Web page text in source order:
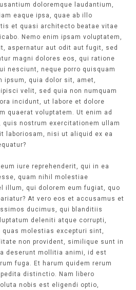
doloremque laudantium,
eaque ipsa, quae ab illo
et quasi architecto beatae vitae
Nemo enim ipsam voluptatem,
aspernatur aut odit aut fugit, sed
magni dolores eos, qui ratione
nesciunt, neque porro quisquam
ipsum, quia dolor sit, amet,
velit, sed quia non numquam
incidunt, ut labore et dolore
quaerat voluptatem. Ut enim ad
quis nostrum exercitationem ullam
laboriosam, nisi ut aliquid ex ea
iure reprehenderit, qui in ea
quam nihil molestiae
illum, qui dolorem eum fugiat, quo
At vero eos et accusamus et
ducimus, qui blanditiis
deleniti atque corrupti,
quas molestias excepturi sint,
non provident, similique sunt in
deserunt mollitia animi, id est
fuga. Et harum quidem rerum
distinctio. Nam libero
nobis est eligendi optio,